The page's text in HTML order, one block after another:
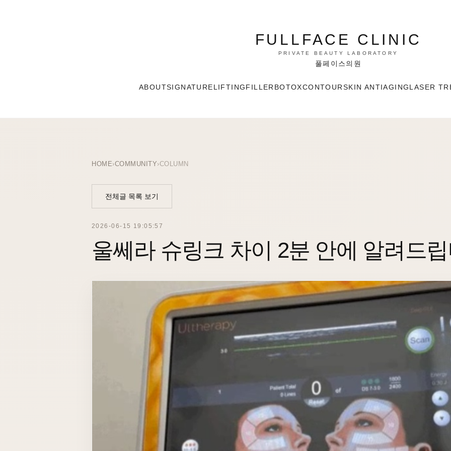
FULLFACE CLINIC
PRIVATE BEAUTY LABORATORY
풀페이스의원
ABOUTSIGNATURELIFTINGFILLER BOTOXCONTOURSKIN ANTIAGINGLASER
HOME›COMMUNITY›COLUMN
전체글 목록 보기
2026-06-15 19:05:57
울쎄라 슈링크 차이 2분 안에 알려드